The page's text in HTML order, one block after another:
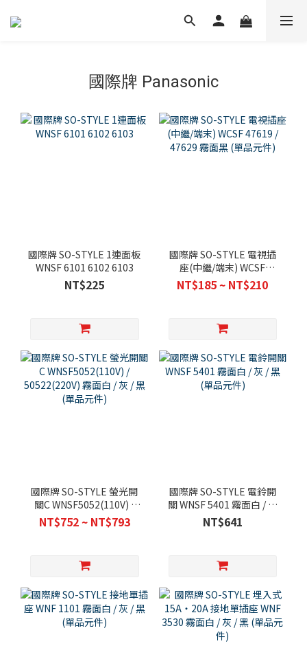
國際牌 Panasonic
國際牌 SO-STYLE 1連面板
WNSF 6101 6102 6103
NT$225
國際牌 SO-STYLE 電視插
座(中繼/端末) WCSF
47619 / 47629 霧面黑 (單
品元件)
NT$185 ~ NT$210
國際牌 SO-STYLE 螢光開
關C WNSF5052(110V) /
50522(220V) 霧面白 / 灰 /
黑 (單品元件)
NT$752 ~ NT$793
國際牌 SO-STYLE 電鈴開
關 WNSF 5401 霧面白 / 灰
/ 黑 (單品元件)
NT$641